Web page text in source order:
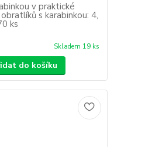
v praktické
s karabinkou: 4,
ks
Skladem 19 ks
do košíku